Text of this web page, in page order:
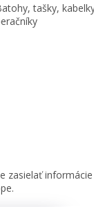
tašky,
zasielať